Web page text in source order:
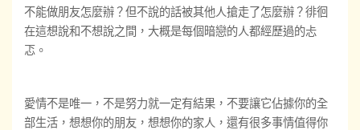
不能做朋友怎麼辦？但不說的話被其他人搶走了怎麼辦？徘徊
在這想說和不想說之間，大概是每個暗戀的人都經歷過的忐
忑。
愛情不是唯一，不是努力就一定有結果，不要讓它佔據你的全
部生活，想想你的朋友，想想你的家人，還有很多事情值得你